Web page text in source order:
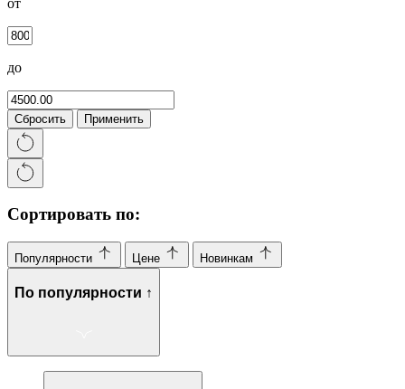
до
Сбросить Применить
Сортировать по:
Популярности Цене Новинкам
По популярности ↑